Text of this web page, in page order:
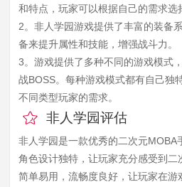
和特点，玩家可以根据自己的需求选
2。非人学园游戏提供了丰富的装备
备来提升属性和技能，增强战斗力。
3。游戏提供了多种不同的游戏模式
战BOSS。每种游戏模式都有自己独
不同类型玩家的需求。
非人学园评估
非人学园是一款优秀的二次元MOBA
角色设计独特，让玩家充分感受到
简单易用，流畅度良好，让玩家在游